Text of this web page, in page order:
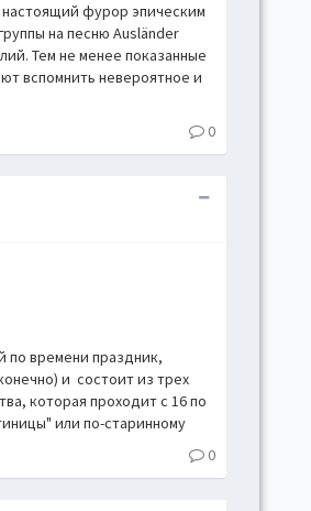
фурор эпическим
на песню Ausländer
Тем не менее показанные
вспомнить невероятное и
0
по времени праздник,
и состоит из трех
которая проходит с 16 по
или по-старинному
0